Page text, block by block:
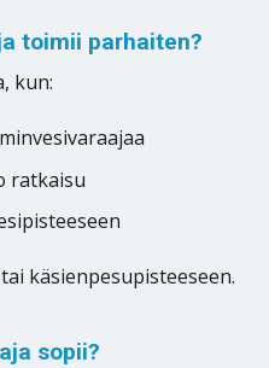
toimii parhaiten?
kun:
ratkaisu
käsienpesupisteeseen.
sopii?